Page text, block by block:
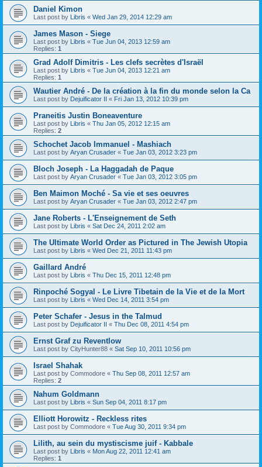
Daniel Kimon
Last post by Libris « Wed Jan 29, 2014 12:29 am
James Mason - Siege
Last post by Libris « Tue Jun 04, 2013 12:59 am
Replies: 1
Grad Adolf Dimitris - Les clefs secrètes d'Israël
Last post by Libris « Tue Jun 04, 2013 12:21 am
Replies: 1
Wautier André - De la création à la fin du monde selon la Ca
Last post by Dejuificator II « Fri Jan 13, 2012 10:39 pm
Praneitis Justin Boneaventure
Last post by Libris « Thu Jan 05, 2012 12:15 am
Replies: 2
Schochet Jacob Immanuel - Mashiach
Last post by Aryan Crusader « Tue Jan 03, 2012 3:23 pm
Bloch Joseph - La Haggadah de Paque
Last post by Aryan Crusader « Tue Jan 03, 2012 3:05 pm
Ben Maimon Moché - Sa vie et ses oeuvres
Last post by Aryan Crusader « Tue Jan 03, 2012 2:47 pm
Jane Roberts - L'Enseignement de Seth
Last post by Libris « Sat Dec 24, 2011 2:02 am
The Ultimate World Order as Pictured in The Jewish Utopia
Last post by Libris « Wed Dec 21, 2011 11:43 pm
Gaillard André
Last post by Libris « Thu Dec 15, 2011 12:48 pm
Rinpoché Sogyal - Le Livre Tibetain de la Vie et de la Mort
Last post by Libris « Wed Dec 14, 2011 3:54 pm
Peter Schafer - Jesus in the Talmud
Last post by Dejuificator II « Thu Dec 08, 2011 4:54 pm
Ernst Graf zu Reventlow
Last post by CityHunter88 « Sat Sep 10, 2011 10:56 pm
Israel Shahak
Last post by Commodore « Thu Sep 08, 2011 12:57 am
Replies: 2
Nahum Goldmann
Last post by Libris « Sun Sep 04, 2011 8:17 pm
Elliott Horowitz - Reckless rites
Last post by Commodore « Tue Aug 30, 2011 9:34 pm
Lilith, au sein du mystiscisme juif - Kabbale
Last post by Libris « Mon Aug 22, 2011 12:41 am
Replies: 1